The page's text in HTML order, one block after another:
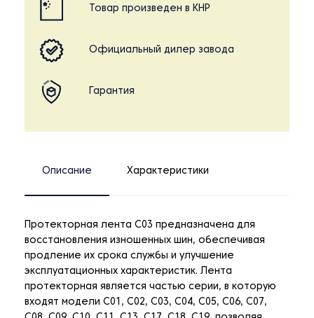
Товар произведен в КНР
Официальный дилер завода
Гарантия
Описание Характеристики
Протекторная лента C03 предназначена для
восстановления изношенных шин, обеспечивая
продление их срока службы и улучшение
эксплуатационных характеристик. Лента
протекторная является частью серии, в которую
входят модели C01, C02, C03, C04, C05, C06, C07,